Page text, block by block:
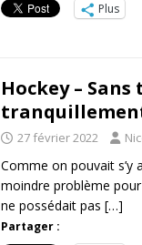
Plus
Hockey –
27 février 2022
Comme on pouvait s’y
moindre problème
ne possédait pas […]
Partager :